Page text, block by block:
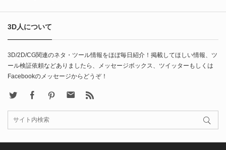
3D人について
3D/2D/CG関連のネタ・ツール情報をほぼ毎日紹介！掲載してほしい情報、ツ
ール検証依頼などありましたら、メッセージボックス、ツイッターもしくは
Facebookのメッセージからどうぞ！
FacebookPinterest Contact